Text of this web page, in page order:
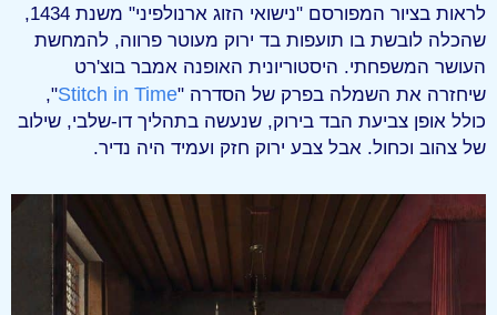
לראות בציור המפורסם "נישואי הזוג ארנולפיני" משנת 1434,
שהכלה לובשת בו תועפות בד ירוק מעוטר פרווה, להמחשת
העושר המשפחתי. היסטוריונית האופנה אמבר בוצ'רט
שיחזרה את השמלה בפרק של הסדרה "Stitch in Time
",
כולל אופן צביעת הבד בירוק, שנעשה בתהליך דו-שלבי, שילוב
של צהוב וכחול. אבל צבע ירוק חזק ועמיד היה נדיר.